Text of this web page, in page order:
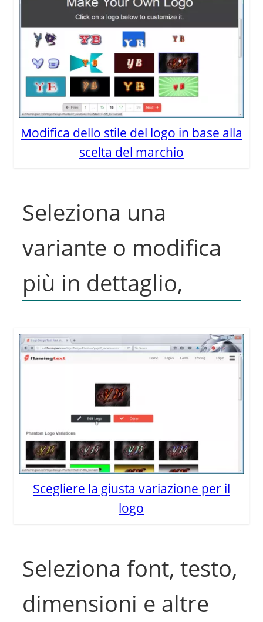
Modifica dello stile del logo in base alla
scelta del marchio
Seleziona una
variante o modifica
più in dettaglio,
Scegliere la giusta variazione per il
logo
Seleziona font, testo,
dimensioni e altre